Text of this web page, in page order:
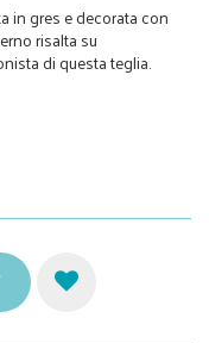
in gres e decorata con
risalta su
di questa teglia.